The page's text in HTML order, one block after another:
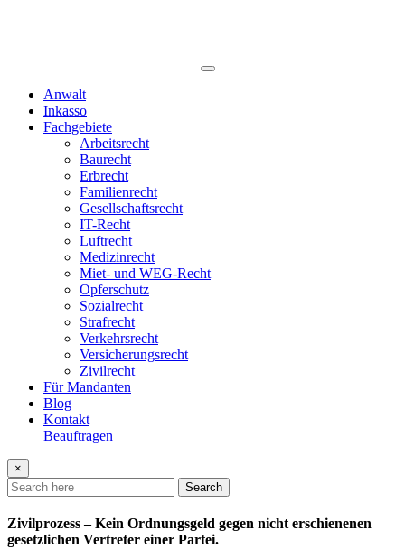
Anwalt
Inkasso
Fachgebiete
Arbeitsrecht
Baurecht
Erbrecht
Familienrecht
Gesellschaftsrecht
IT-Recht
Luftrecht
Medizinrecht
Miet- und WEG-Recht
Opferschutz
Sozialrecht
Strafrecht
Verkehrsrecht
Versicherungsrecht
Zivilrecht
Für Mandanten
Blog
Kontakt
Beauftragen
×
Search
Zivilprozess – Kein Ordnungsgeld gegen nicht erschienenen
gesetzlichen Vertreter einer Partei.